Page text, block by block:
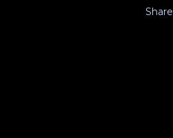
Share